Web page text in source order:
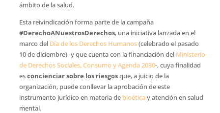
ámbito de la salud.
Esta reivindicación forma parte de la campaña
#DerechoANuestrosDerechos, una iniciativa lanzada en el
marco del Día de los Derechos Humanos(celebrado el pasado
10 de diciembre) -y que cuenta con la financiación del Ministerio
de Derechos Sociales, Consumo y Agenda 2030-, cuya finalidad
esconcienciar sobre los riesgosque, a juicio de la
organización, puede conllevar la aprobación de este
instrumento jurídico en materia de bioéticay atención en salud
mental.